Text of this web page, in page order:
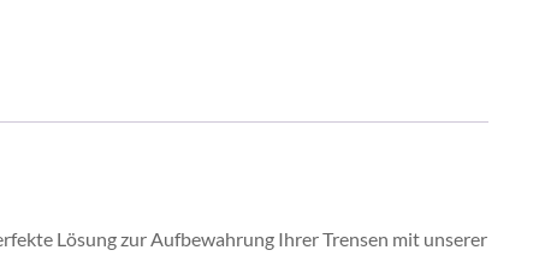
Lösung zur Aufbewahrung Ihrer Trensen mit unserer